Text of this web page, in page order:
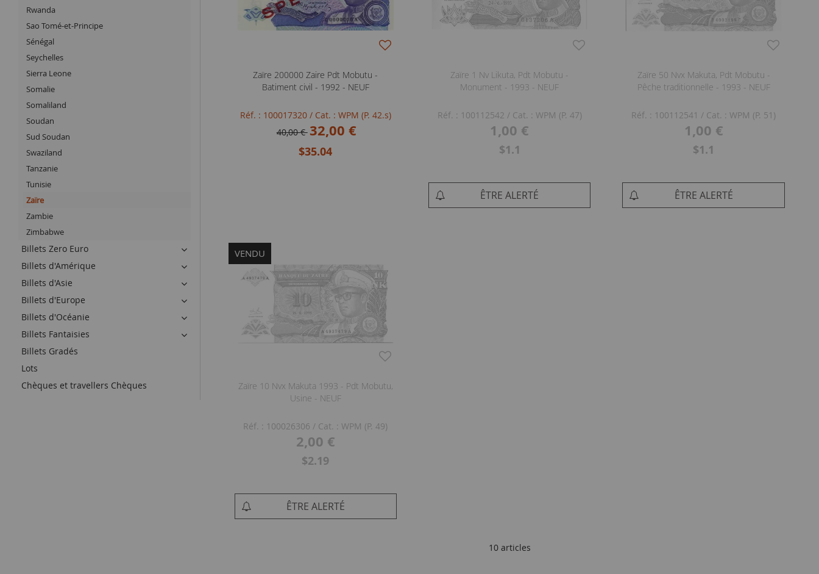
Rwanda
Sao Tomé-et-Principe
Sénégal
Seychelles
Sierra Leone
Somalie
Somaliland
Soudan
Sud Soudan
Swaziland
Tanzanie
Tunisie
Zaïre
Zambie
Zimbabwe
Billets Zero Euro
Billets d'Amérique
Billets d'Asie
Billets d'Europe
Billets d'Océanie
Billets Fantaisies
Billets Gradés
Lots
Chèques et travellers Chèques
Zaïre 200000 Zaire Pdt Mobutu -
Batiment civil - 1992 - NEUF
Réf. : 100017320 / Cat. : WPM (P. 42.s)
40,00 € 32,00 €
$35.04
Zaïre 1 Nv Likuta, Pdt Mobutu -
Monument - 1993 - NEUF
Réf. : 100112542 / Cat. : WPM (P. 47)
1,00 €
$1.1
ÊTRE ALERTÉ
Zaïre 50 Nvx Makuta, Pdt Mobutu -
Pêche traditionnelle - 1993 - NEUF
Réf. : 100112541 / Cat. : WPM (P. 51)
1,00 €
$1.1
ÊTRE ALERTÉ
VENDU
Zaïre 10 Nvx Makuta 1993 - Pdt Mobutu,
Usine - NEUF
Réf. : 100026306 / Cat. : WPM (P. 49)
2,00 €
$2.19
ÊTRE ALERTÉ
10 articles